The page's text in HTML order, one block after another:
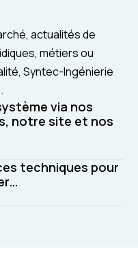
actualités de
métiers ou
Syntec-Ingénierie
via nos
notre site et nos
techniques pour